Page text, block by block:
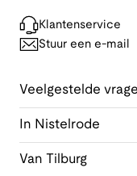
Klantenservice
Stuur een e-mail
Veelgestelde
In Nistelrode
Van Tilburg